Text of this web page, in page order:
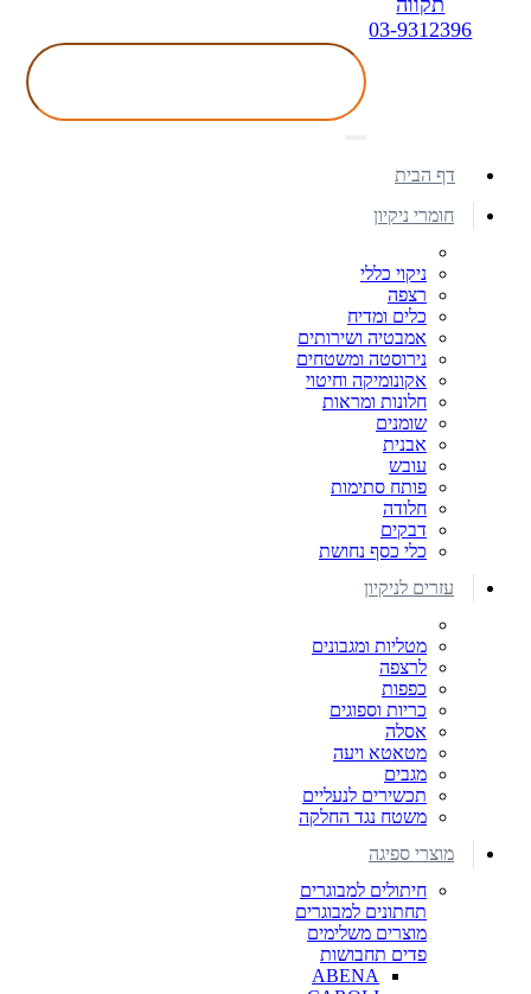
תקווה
03-9312396
דף הבית
חומרי ניקיון
ניקוי כללי
רצפה
כלים ומדיח
אמבטיה ושירותים
נירוסטה ומשטחים
אקונומיקה וחיטוי
חלונות ומראות
שומנים
אבנית
עובש
פותח סתימות
חלודה
דבקים
כלי כסף נחושת
עזרים לניקיון
מטליות ומגבונים
לרצפה
כפפות
כריות וספוגים
אסלה
מטאטא ויעה
מגבים
תכשירים לנעליים
משטח נגד החלקה
מוצרי ספיגה
חיתולים למבוגרים
תחתונים למבוגרים
מוצרים משלימים
פדים תחבושות
ABENA